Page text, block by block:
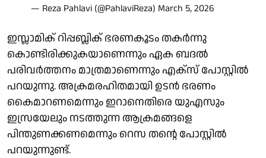
— Reza Pahlavi (@PahlaviReza) March 5, 2026
ഇസ്ലാമിക് റിപ്പബ്ലിക് ഭരണകൂടം തകര്‍ന്നു
കൊണ്ടിരിക്കുകയാണെന്നും ഏക ബദല്‍
പരിവര്‍ത്തനം മാത്രമാണെന്നും എക്‌സ് പോസ്റ്റില്‍
പറയുന്നു. അക്രമരഹിതമായി ഉടന്‍ ഭരണം
കൈമാറണമെന്നും ഇറാനെതിരെ യുഎസും
ഇസ്രയേലും നടത്തുന്ന ആക്രമങ്ങളെ
പിന്തുണക്കണമെന്നും റെസ തന്റെ പോസ്റ്റില്‍
പറയുന്നുണ്ട്.